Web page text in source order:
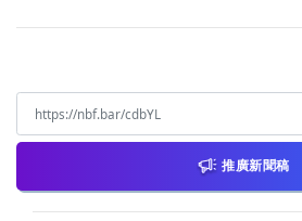
推廣新聞稿